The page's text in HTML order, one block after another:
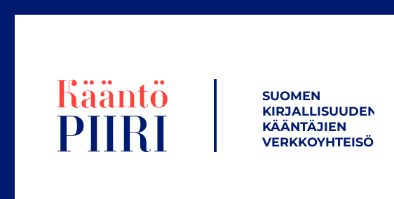
SUOMEN
KIRJALLISUUDEN
KÄÄNTÄJIEN
VERKKOYHTEISÖ